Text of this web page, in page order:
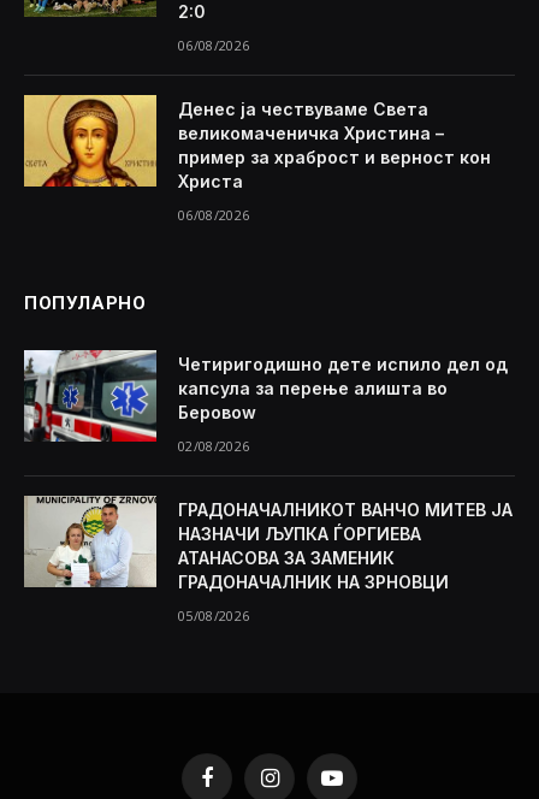
2:0
06/08/2026
Денес ја чествуваме Света
великомаченичка Христина –
пример за храброст и верност кон
Христа
06/08/2026
ПОПУЛАРНО
Четиригодишно дете испило дел од
капсула за перење алишта во
Беровоw
02/08/2026
ГРАДОНАЧАЛНИКОТ ВАНЧО МИТЕВ ЈА
НАЗНАЧИ ЉУПКА ЃОРГИЕВА
АТАНАСОВА ЗА ЗАМЕНИК
ГРАДОНАЧАЛНИК НА ЗРНОВЦИ
05/08/2026
FacebookInstagramYouTube